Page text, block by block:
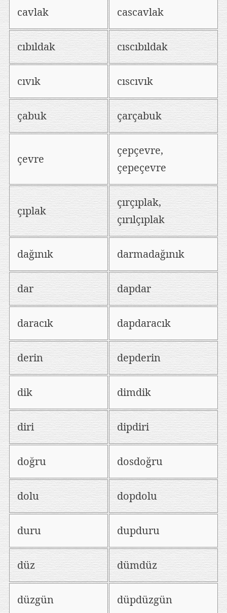
cavlak cascavlak
cıbıldak cıscıbıldak
cıvık cıscıvık
çabuk çarçabuk
çevre
çepçevre,
çepeçevre
çıplak
çırçıplak,
çırılçıplak
dağınık darmadağınık
dar dapdar
daracık dapdaracık
derin depderin
dik dimdik
diri dipdiri
doğru dosdoğru
dolu dopdolu
duru dupduru
düz dümdüz
düzgün düpdüzgün